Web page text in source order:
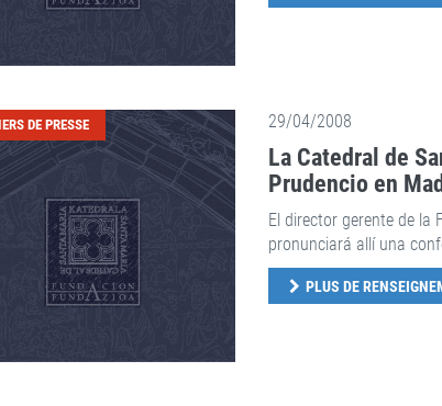
DE PRESSE 29/04/2008
La Catedral de
Prudencio en
El director gerente de la
pronunciará allí una
PLUS DE